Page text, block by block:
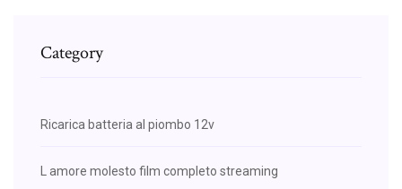
Category
Ricarica batteria al piombo 12v
L amore molesto film completo streaming